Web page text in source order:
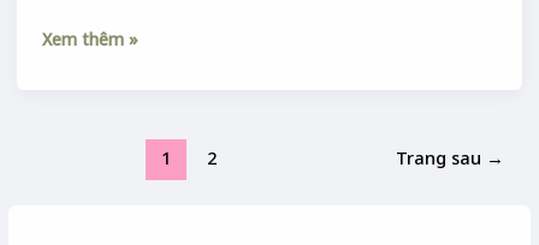
Xem thêm »
1 2 Trang sau →